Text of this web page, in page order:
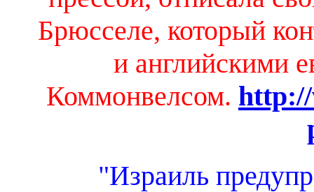
Брюсселе, который
и английскими
Коммонвелсом.
"Израиль